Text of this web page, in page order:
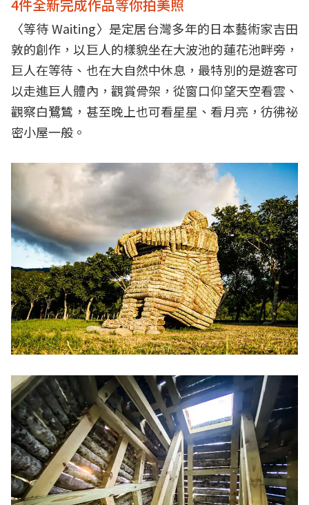
4件全新完成作品等你拍美照
〈等待 Waiting〉是定居台灣多年的日本藝術家吉田
敦的創作，以巨人的樣貌坐在大波池的蓮花池畔旁，
巨人在等待、也在大自然中休息，最特別的是遊客可
以走進巨人體內，觀賞骨架，從窗口仰望天空看雲、
觀察白鷺鷥，甚至晚上也可看星星、看月亮，彷彿祕
密小屋一般。